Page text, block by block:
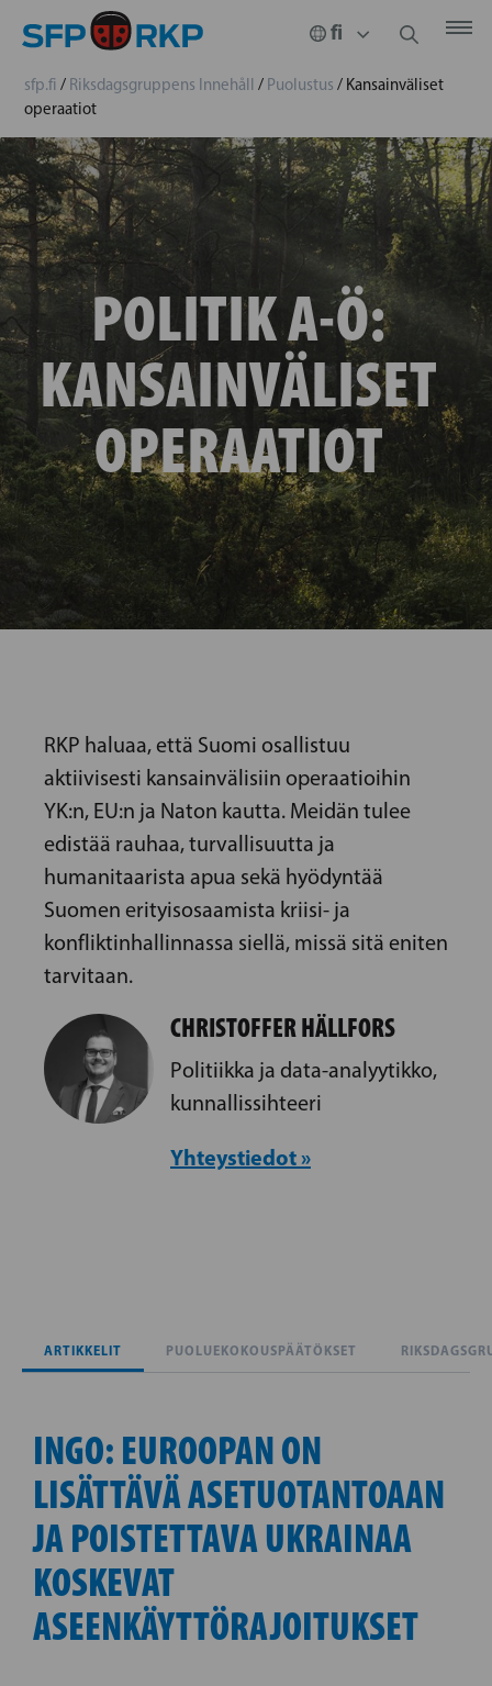
sfp.fi / Riksdagsgruppens Innehåll / Puolustus / Kansainväliset
operaatiot
POLITIK A-Ö:
KANSAINVÄLISET
OPERAATIOT
RKP haluaa, että Suomi osallistuu
aktiivisesti kansainvälisiin operaatioihin
YK:n, EU:n ja Naton kautta. Meidän tulee
edistää rauhaa, turvallisuutta ja
humanitaarista apua sekä hyödyntää
Suomen erityisosaamista kriisi- ja
konfliktinhallinnassa siellä, missä sitä eniten
tarvitaan.
CHRISTOFFER HÄLLFORS
Politiikka ja data-analyytikko,
kunnallissihteeri
Yhteystiedot »
ARTIKKELIT PUOLUEKOKOUSPÄÄTÖKSET
INGO: EUROOPAN ON
LISÄTTÄVÄ ASETUOTANTOAAN
JA POISTETTAVA UKRAINAA
KOSKEVAT
ASEENKÄYTTÖRAJOITUKSET